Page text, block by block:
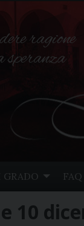
ragione
speranza
GRADO FAQ
10